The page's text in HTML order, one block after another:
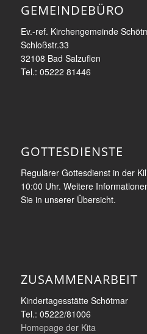
GEMEINDEBÜRO
Ev.-ref. Kirchengemeinde
Schloßstr.33
32108 Bad Salzuflen
Tel.: 05222 81446
GOTTESDIENSTE
Regulärer Gottesdienst in der
10:00 Uhr. Weitere
Sie in unserer Übersicht.
ZUSAMMENARBEIT
Kindertagesstätte Schötmar
Tel.: 05222/81006
Homepage der Kita